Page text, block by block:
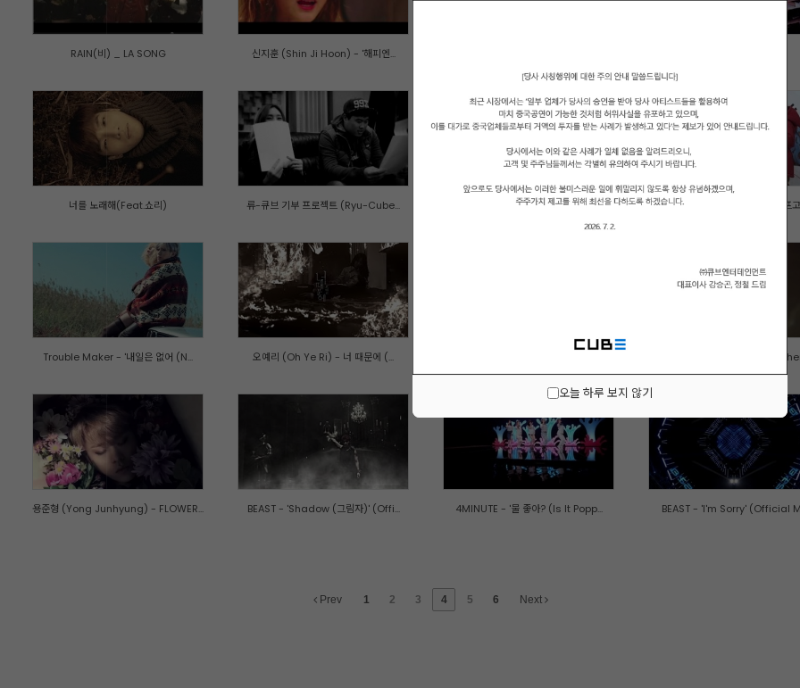
오늘 하루 보지 않기
RAIN(비) _ LA SONG 신지훈 (Shin Ji Hoon) - '해피엔...
너를 노래해(Feat.쇼리) 류-큐브 기부 프로젝트 (Ryu-Cube... 큐브아티스트 - 크리스마스 노래 ... 신지훈 (Shin Ji Hoon) - '아프고
Trouble Maker - '내일은 없어 (N... 오예리 (Oh Ye Ri) - 너 때문에 (... BTOB - 내가 니 남자였을때
용준형 (Yong Junhyung) - FLOWER... BEAST - 'Shadow (그림자)' (Offi... 4MINUTE - '물 좋아? (Is It Popp... BEAST - 'I'm Sorry' (Official
Prev 1 2 3 4 5 6 Next